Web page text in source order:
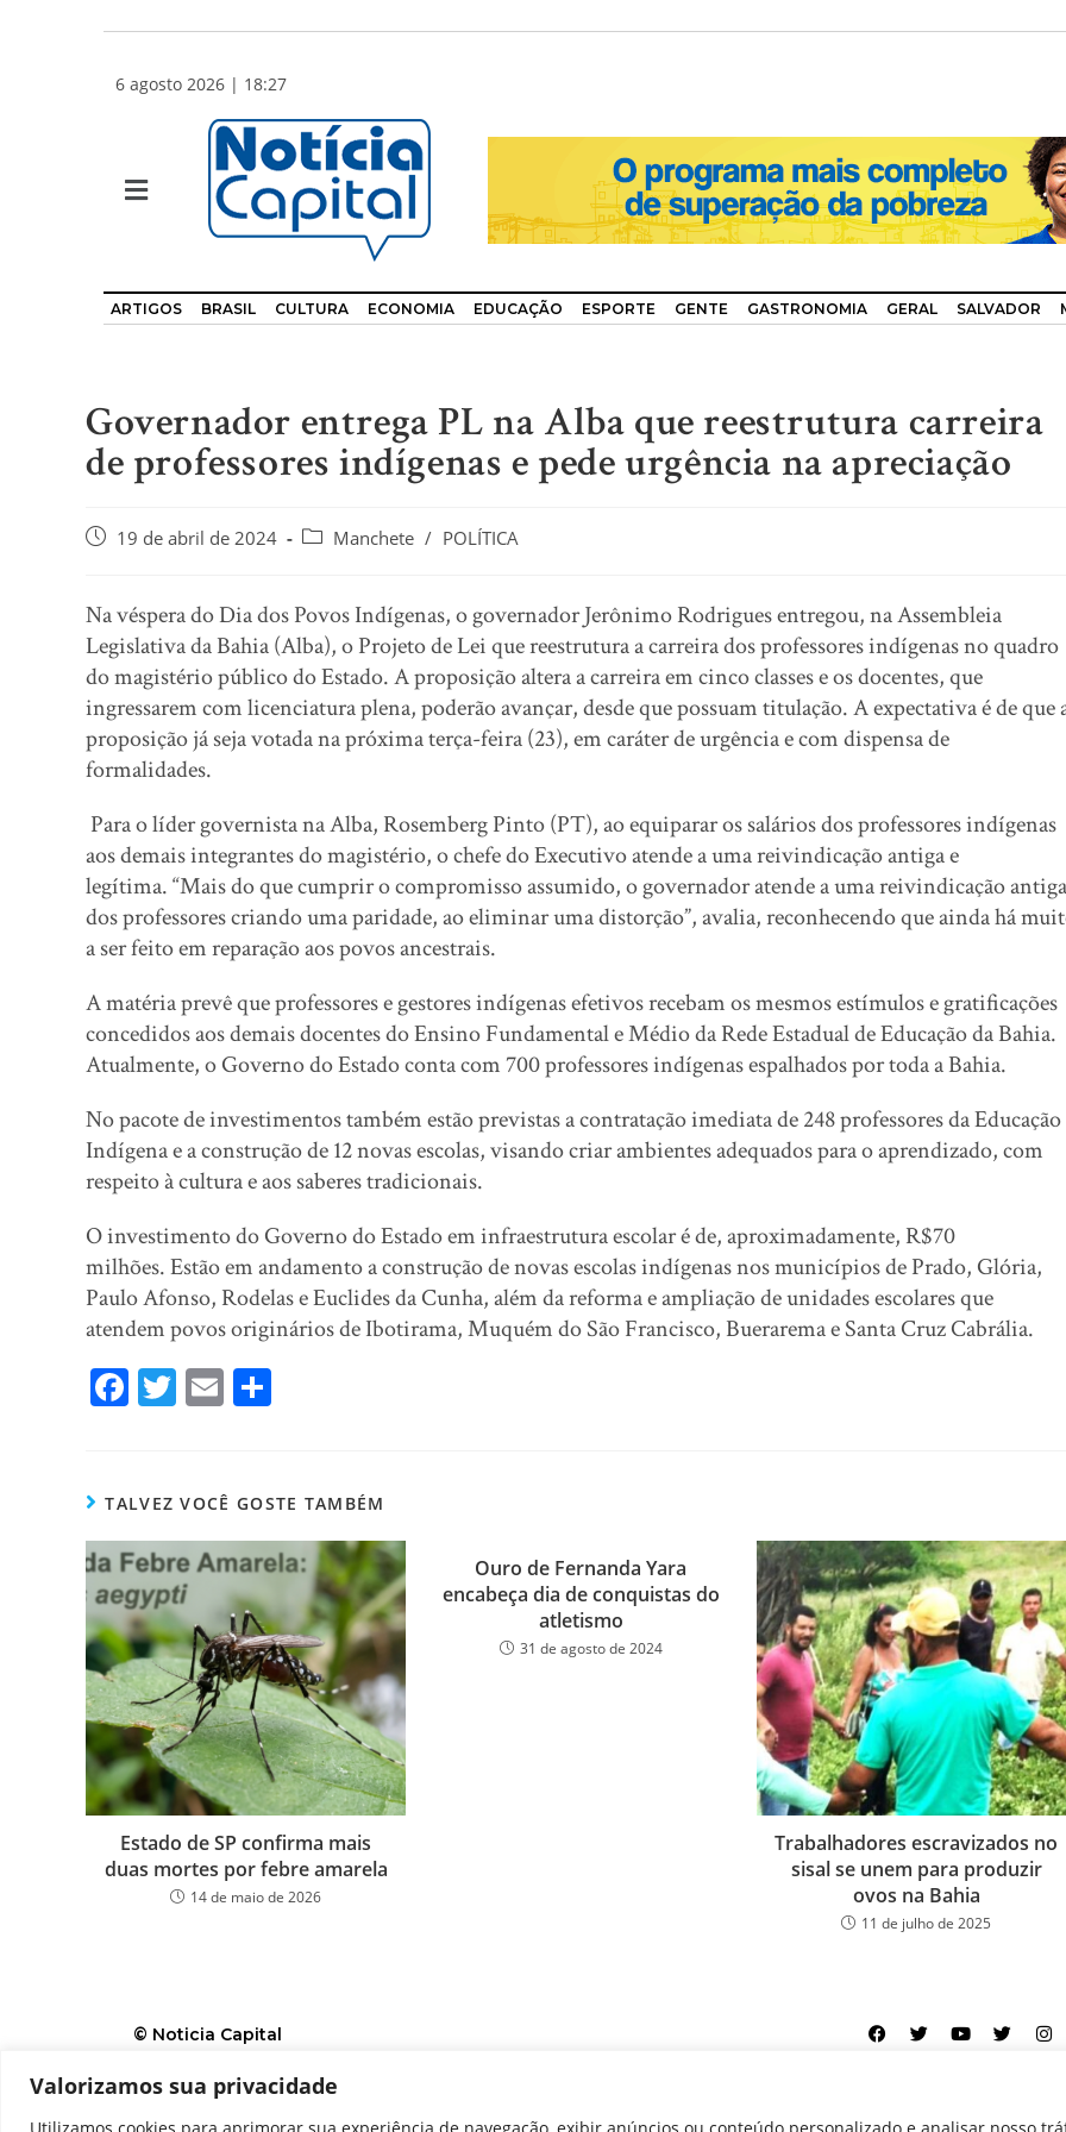
Valorizamos sua privacidade
Utilizamos cookies para aprimorar sua experiência de navegação, exibir anúncios ou conteúdo personalizado e analisar nosso
6 agosto 2026 | 18:27
ARTIGOS BRASIL CULTURA ECONOMIA EDUCAÇÃO ESPORTE GENTE GASTRONOMIA GERAL SALVADOR
Governador entrega PL na Alba que reestrutura carreira
de professores indígenas e pede urgência na apreciação
19 de abril de 2024 Manchete / POLÍTICA
Na véspera do Dia dos Povos Indígenas, o governador Jerônimo Rodrigues entregou, na Assembleia
Legislativa da Bahia (Alba), o Projeto de Lei que reestrutura a carreira dos professores indígenas no quadro
do magistério público do Estado. A proposição altera a carreira em cinco classes e os docentes, que
ingressarem com licenciatura plena, poderão avançar, desde que possuam titulação. A expectativa é de que
proposição já seja votada na próxima terça-feira (23), em caráter de urgência e com dispensa de
formalidades.
Para o líder governista na Alba, Rosemberg Pinto (PT), ao equiparar os salários dos professores indígenas
aos demais integrantes do magistério, o chefe do Executivo atende a uma reivindicação antiga e
legítima. “Mais do que cumprir o compromisso assumido, o governador atende a uma reivindicação antiga
dos professores criando uma paridade, ao eliminar uma distorção”, avalia, reconhecendo que ainda há
a ser feito em reparação aos povos ancestrais.
A matéria prevê que professores e gestores indígenas efetivos recebam os mesmos estímulos e gratificações
concedidos aos demais docentes do Ensino Fundamental e Médio da Rede Estadual de Educação da Bahia.
Atualmente, o Governo do Estado conta com 700 professores indígenas espalhados por toda a Bahia.
No pacote de investimentos também estão previstas a contratação imediata de 248 professores da Educação
Indígena e a construção de 12 novas escolas, visando criar ambientes adequados para o aprendizado, com
respeito à cultura e aos saberes tradicionais.
O investimento do Governo do Estado em infraestrutura escolar é de, aproximadamente, R$70
milhões. Estão em andamento a construção de novas escolas indígenas nos municípios de Prado, Glória,
Paulo Afonso, Rodelas e Euclides da Cunha, além da reforma e ampliação de unidades escolares que
atendem povos originários de Ibotirama, Muquém do São Francisco, Buerarema e Santa Cruz Cabrália.
Fa
ok
T
er
E
TALVEZ VOCÊ GOSTE TAMBÉM
Estado de SP confirma mais
duas mortes por febre amarela
14 de maio de 2026
Ouro de Fernanda Yara
encabeça dia de conquistas do
atletismo
31 de agosto de 2024
Trabalhadores escravizados no
sisal se unem para produzir
ovos na Bahia
11 de julho de 2025
© Noticia Capital